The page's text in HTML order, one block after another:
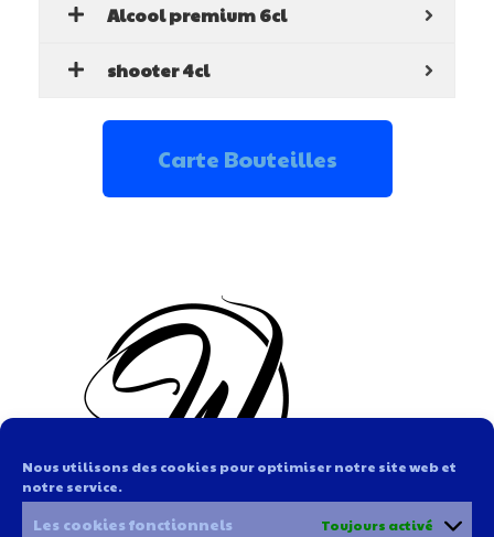
Nous utilisons des cookies pour optimiser notre site web et
notre service.
Les cookies fonctionnels Toujours activé
Alcool premium 6cl
shooter 4cl
Carte Bouteilles